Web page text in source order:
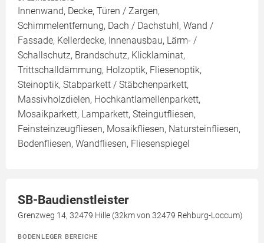
Innenwand, Decke, Türen / Zargen,
Schimmelentfernung, Dach / Dachstuhl, Wand /
Fassade, Kellerdecke, Innenausbau, Lärm- /
Schallschutz, Brandschutz, Klicklaminat,
Trittschalldämmung, Holzoptik, Fliesenoptik,
Steinoptik, Stabparkett / Stäbchenparkett,
Massivholzdielen, Hochkantlamellenparkett,
Mosaikparkett, Lamparkett, Steingutfliesen,
Feinsteinzeugfliesen, Mosaikfliesen, Natursteinfliesen,
Bodenfliesen, Wandfliesen, Fliesenspiegel
SB-Baudienstleister
Grenzweg 14, 32479 Hille (32km von 32479 Rehburg-Loccum)
BODENLEGER BEREICHE